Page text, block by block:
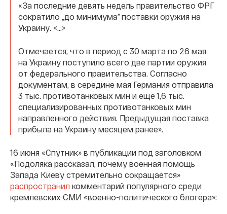
«За последние девять недель правительство ФРГ
сократило „до минимума” поставки оружия на
Украину. <…>
Отмечается, что в период с 30 марта по 26 мая
на Украину поступило всего две партии оружия
от федерального правительства. Согласно
документам, в середине мая Германия отправила
3 тыс. противотанковых мин и еще 1,6 тыс.
специализированных противотанковых мин
направленного действия. Предыдущая поставка
прибыла на Украину месяцем ранее».
16 июня «Спутник» в публикации под заголовком
«Подоляка рассказал, почему военная помощь
Запада Киеву стремительно сокращается»
распространил комментарий популярного среди
кремлевских СМИ «военно-политического блогера»: